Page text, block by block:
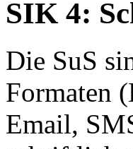
SIK 4:
Die SuS
Formaten
Email,